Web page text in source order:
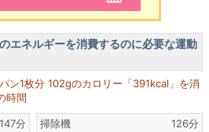
エネルギーを消費するのに必要な運動
ン1枚分 102gのカロリー「391kcal」を消
時間
147分
掃除機
126分